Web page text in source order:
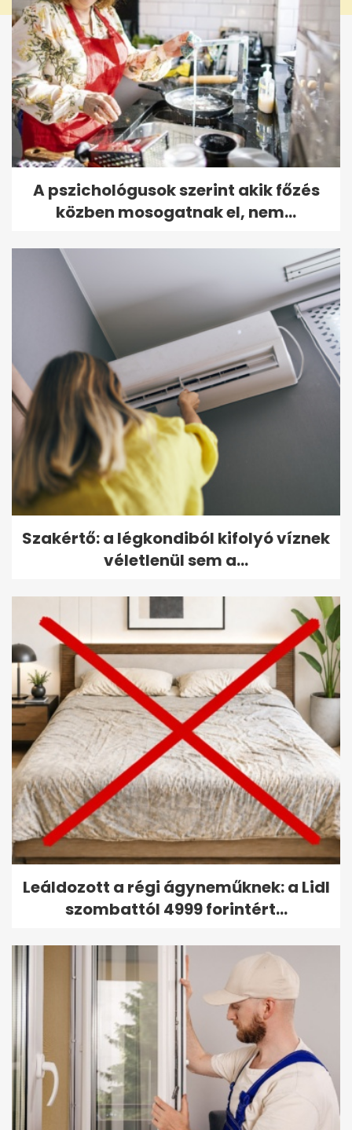
A pszichológusok szerint akik főzés
közben mosogatnak el, nem...
Szakértő: a légkondiból kifolyó víznek
véletlenül sem a...
Leáldozott a régi ágyneműknek: a Lidl
szombattól 4999 forintért...